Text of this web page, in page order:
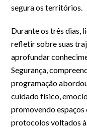
segura os territórios.
Durante os três dias,
refletir sobre suas
aprofundar
Segurança,
programação
cuidado físico,
promovendo espaços
protocolos voltados